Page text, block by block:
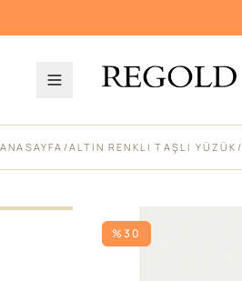
ANASAYFA /ALTIN RENKLI TAŞLI YÜZÜK /
%30